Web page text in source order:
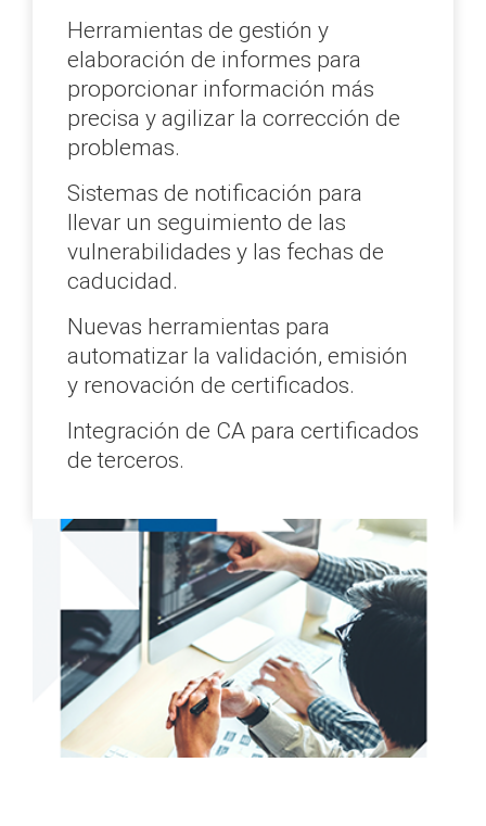
Herramientas de gestión y
elaboración de informes para
proporcionar información más
precisa y agilizar la corrección de
problemas.
Sistemas de notificación para
llevar un seguimiento de las
vulnerabilidades y las fechas de
caducidad.
Nuevas herramientas para
automatizar la validación, emisión
y renovación de certificados.
Integración de CA para certificados
de terceros.